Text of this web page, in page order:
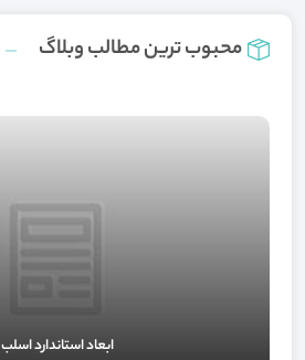
محبوب ترین مطالب وبلاگ
ابعاد استاندارد اسلب